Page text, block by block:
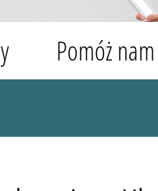
Pomóż nam